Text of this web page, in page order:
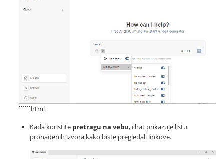
``````html
Kada koristite pretragu na vebu, chat prikazuje listu
pronađenih izvora kako biste pregledali linkove.